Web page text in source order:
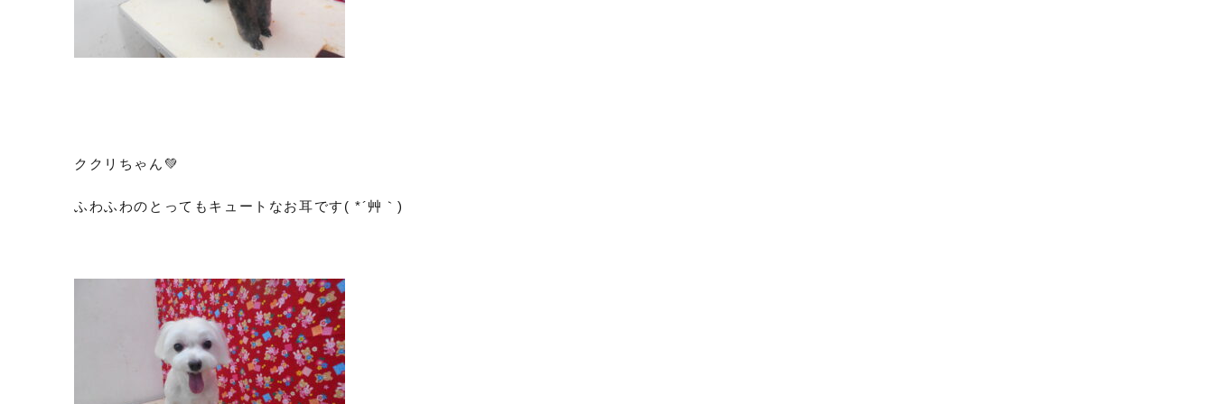
ククリちゃん💚
ふわふわのとってもキュートなお耳です( *´艸｀)